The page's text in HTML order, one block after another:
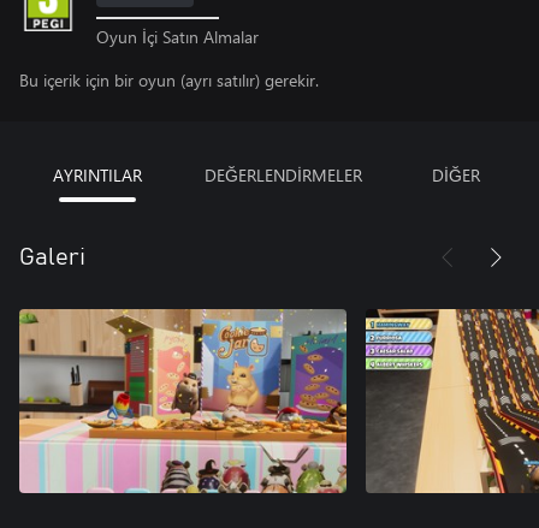
Oyun İçi Satın Almalar
Bu içerik için bir oyun (ayrı satılır) gerekir.
AYRINTILAR DEĞERLENDİRMELER DİĞER
Galeri